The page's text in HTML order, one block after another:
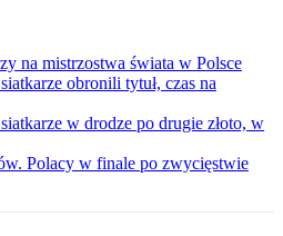
na mistrzostwa świata w Polsce
obronili tytuł, czas na
w drodze po drugie złoto, w
Polacy w finale po zwycięstwie